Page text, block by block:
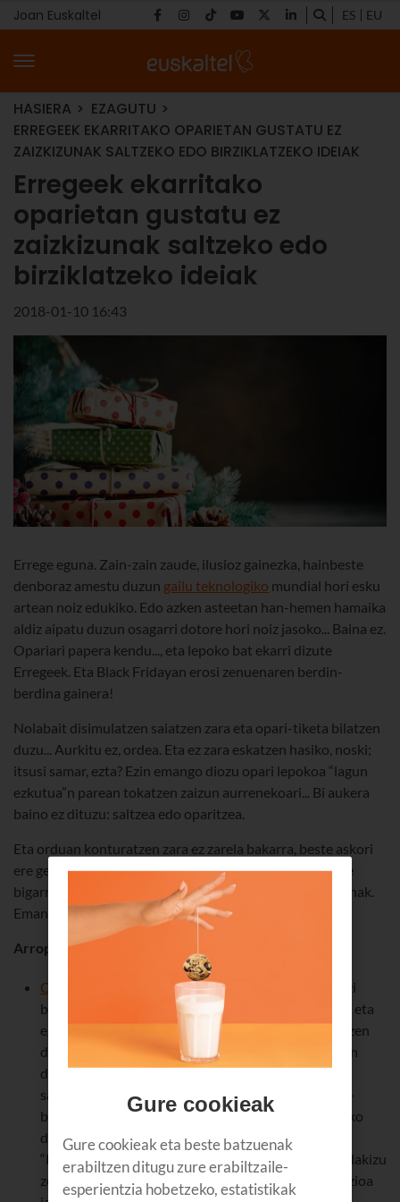
Joan Euskaltel ES EU
HASIERA
EZAGUTU
ERREGEEK EKARRITAKO OPARIETAN GUSTATU EZ
ZAIZKIZUNAK SALTZEKO EDO BIRZIKLATZEKO IDEIAK
Erregeek ekarritako
oparietan gustatu ez
zaizkizunak saltzeko edo
birziklatzeko ideiak
2018-01-10 16:43
Errege eguna. Zain-zain zaude, ilusioz gainezka, hainbeste
denboraz amestu duzun gailu teknologiko mundial hori esku
artean noiz edukiko. Edo azken asteetan han-hemen hamaika
aldiz aipatu duzun osagarri dotore hori noiz jasoko... Baina ez.
Opariari papera kendu..., eta lepoko bat ekarri dizute
Erregeek. Eta Black Fridayan erosi zenuenaren berdin-
berdina gainera!
Nolabait disimulatzen saiatzen zara eta opari-tiketa bilatzen
duzu... Aurkitu ez, ordea. Eta ez zara eskatzen hasiko, noski;
itsusi samar, ezta? Ezin emango diozu opari lepokoa “lagun
ezkutua”n parean tokatzen zaizun aurrenekoari... Bi aukera
baino ez dituzu: saltzea edo oparitzea.
Eta orduan konturatzen zara ez zarela bakarra, beste askori
ere gertatu zaiela antzeko zerbait: webgune ugari daude
bigarren eskuko produktu-klase guztiak saltzen dituztenak.
Eman begiratu bat!
Arropa eta osagarriak
Chicfy
. Ezagutzen duzu, ezta? Jakina! 11 milioi jantzi
baino gehiago ditu, motaren, markaren, tamainaren eta
egoeraren arabera sailkatuta. “Egoera” fitxan sakatzen
duzunean, ikusiko duzu inolako lotsarik gabe jartzen
duela jendeak “Erregetako oparia” izenburua
sailkapenean. Horrek esan nahi du produktua berri-
berria dagoela, etiketa eta guzti. Beste kategoria asko
daude: “Berria, etiketarik gabe”, “Behin jantzia”,
“Primeran” edo “Erabilia”, adibidez. Hala, oso ondo dakizu
zer erosten duzun. Oso erraz erabiltzen da; zuk prezioa
Gure cookieak
Gure cookieak eta beste batzuenak
erabiltzen ditugu zure erabiltzaile-
esperientzia hobetzeko, estatistikak